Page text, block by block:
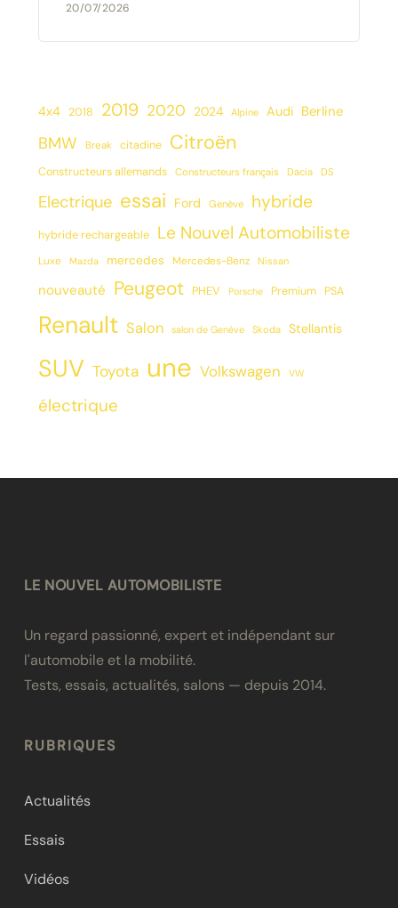
20/07/2026
4x4 2018 2019 2020 2024 Alpine Audi Berline
BMW Break citadine Citroën
Constructeurs allemands Constructeurs français Dacia DS
Electrique essai Ford Genève hybride
hybride rechargeable Le Nouvel Automobiliste
Luxe Mazda mercedes Mercedes-Benz Nissan
nouveauté Peugeot PHEV Porsche Premium PSA
Renault Salon salon de Genève Skoda Stellantis
SUV Toyota une Volkswagen VW
électrique
LE NOUVEL AUTOMOBILISTE
Un regard passionné, expert et indépendant sur
l'automobile et la mobilité.
Tests, essais, actualités, salons — depuis 2014.
RUBRIQUES
Actualités
Essais
Vidéos